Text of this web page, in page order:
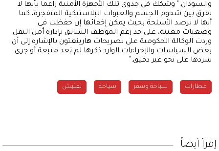
والسودان." وشكك في جدوى تلك الأجهزة الأمنية زاعما بأنها لا
تفرق بين شحوم الجسم والعبوات البلاستيكية المتفجرة، كما
أنها لا ترصد الأسلحة بحيث يمكن إخفائها إن حفظت في
وضعيات معينة، على حد زعم الموظف السابق بإدارة أمن النقل.
وردت الوكالة الحكومية على تصريحات هارينغتون بالإشارة إلى أن:
بعض السياسات والإجراءات الوارد ذكرها لم تعد متبعة أو جرى
سردها على نحو غير دقيق."
مطارات سياحة وسفر سياحة تفتيش
إقرأ أيضاً